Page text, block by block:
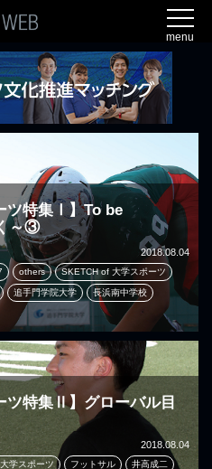
menu
ツ特集Ⅰ】To be
～③
2018.08.04
others SKETCH of 大学スポーツ
追手門学院大学 長浜南中学校
ツ特集Ⅱ】グローバル目
2018.08.04
学スポーツ フットサル 井高成二